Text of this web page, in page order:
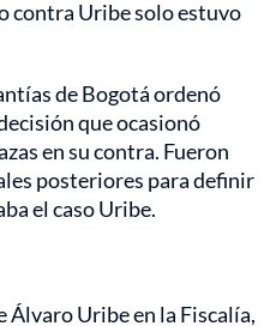
contra Uribe solo estuvo
de Bogotá ordenó
que ocasionó
en su contra. Fueron
posteriores para definir
el caso Uribe.
Álvaro Uribe en la Fiscalía,